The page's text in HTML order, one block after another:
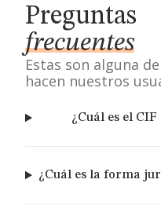
Preguntas
frecuentes
Estas son alguna
hacen nuestros
¿Cuál es el CIF
¿Cuál es la forma